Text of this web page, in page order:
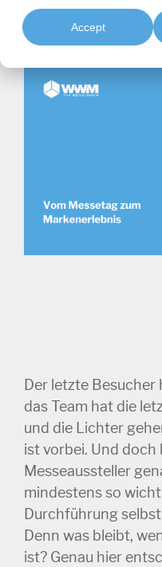
Accept
Analyse &
Der letzte Besucher
das Team hat die
und die Lichter
ist vorbei. Und
Messeaussteller
mindestens so
Durchführung
Denn was bleibt,
ist? Genau hier